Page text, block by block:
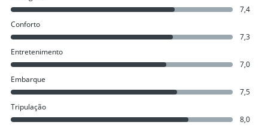
7,4
Conforto
7,3
Entretenimento
7,0
Embarque
7,5
Tripulação
8,0